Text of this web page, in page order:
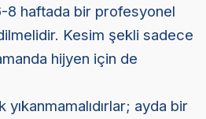
8 haftada bir profesyonel
Kesim şekli sadece
hijyen için de
yıkanmamalıdırlar; ayda bir